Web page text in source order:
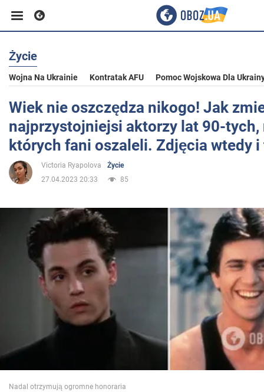
Biznes
Sport
Rozrywka
Życie
Polityka
Społeczeństwo
Wojna na Ukrainie
Jedzenie
Życie
Wojna Na Ukrainie Kontratak AFU Pomoc Wojskowa Dla
Wiek nie oszczędza nikogo! Jak
najprzystojniejsi aktorzy lat 90-tych,
których fani oszaleli. Zdjęcia wtedy i
Victoria Ryapolova
Życie
27.04.2023 20:33
85
Nadal otrzymują ogromne honoraria